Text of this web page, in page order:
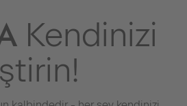
Kendinizi